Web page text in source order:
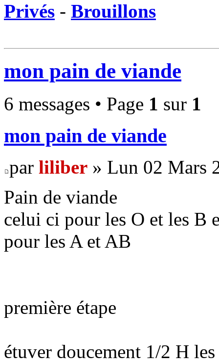
Privés - Brouillons
mon pain de viande
6 messages • Page 1 sur 1
mon pain de viande
par liliber » Lun 02 Mars
Pain de viande
celui ci pour les O et les B
pour les A et AB
première étape
étuver doucement 1/2 H